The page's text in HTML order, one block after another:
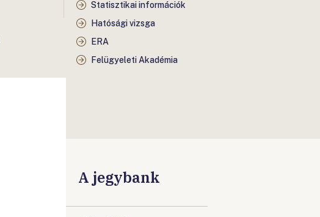
Statisztikai információk
Hatósági vizsga
ERA
Felügyeleti Akadémia
A jegybank